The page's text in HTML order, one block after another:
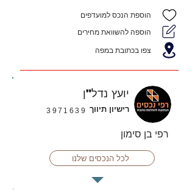
הוספת הנכס למועדפים
הוספה להשוואת מחירים
צפו בכתובת במפה
יועץ נדל"ן
3971639 רישיון תיווך
רפי בן סימון
לכל הנכסים שלנו